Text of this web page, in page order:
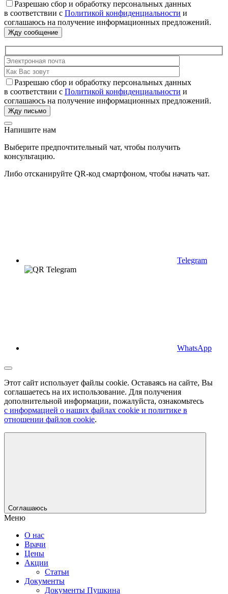
Разрешаю сбор и обработку персональных данных
в соответствии с Политикой конфиденциальности и
соглашаюсь на получение информационных предложений.
Разрешаю сбор и обработку персональных данных
в соответствии с Политикой конфиденциальности и
соглашаюсь на получение информационных предложений.
Напишите нам
Выберите предпочтительный чат, чтобы получить
консультацию.
Либо отсканируйте QR-код смартфоном, чтобы начать чат.
Telegram
WhatsApp
Этот сайт использует файлы cookie. Оставаясь на сайте, Вы
соглашаетесь на их использование. Для получения
дополнительной информации, пожалуйста, ознакомьтесь
с информацией о наших файлах cookie и политике в
отношении файлов cookie.
Соглашаюсь
Меню
О нас
Врачи
Цены
Акции
Статьи
Документы
Документы Пушкина